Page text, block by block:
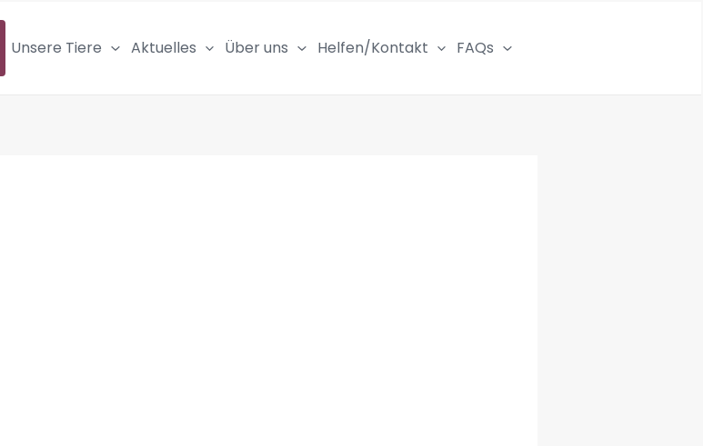
Unsere Tiere Aktuelles Über uns Helfen/Kontakt FAQs